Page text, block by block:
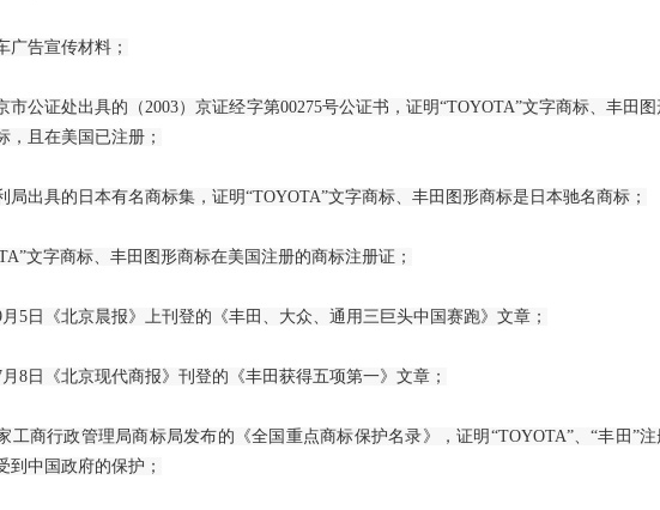
意…
2023年
告宣传材料；
公证处出具的（2003）京证经字第00275号公证书，证明“TOYOTA”文字商标、丰田图
，且在美国已注册；
出具的日本有名商标集，证明“TOYOTA”文字商标、丰田图形商标是日本驰名商标；
文字商标、丰田图形商标在美国注册的商标注册证；
日《北京晨报》上刊登的《丰田、大众、通用三巨头中国赛跑》文章；
日《北京现代商报》刊登的《丰田获得五项第一》文章；
商行政管理局商标局发布的《全国重点商标保护名录》，证明“TOYOTA”、“丰田”注
到中国政府的保护；